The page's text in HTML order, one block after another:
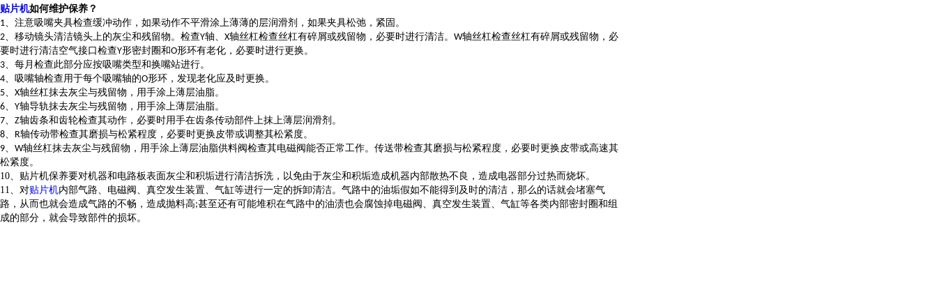
贴片机如何维护保养？
1、注意吸嘴夹具检查缓冲动作，如果动作不平滑涂上薄薄的层润滑剂，如果夹具松弛，紧固。
2、移动镜头清洁镜头上的灰尘和残留物。检查Y轴、 X轴丝杠检查丝杠有碎屑或残留物，必要时进行清洁。 W轴丝杠检查丝杠有碎屑或残留物，必
要时进行清洁空气接口检查Y形密封圈和O形环有老化，必要时进行更换。
3、每月检查此部分应按吸嘴类型和换嘴站进行。
4、吸嘴轴检查用于每个吸嘴轴的O形环，发现老化应及时更换。
5、 X轴丝杠抹去灰尘与残留物，用手涂上薄层油脂。
6、 Y轴导轨抹去灰尘与残留物，用手涂上薄层油脂。
7、 Z轴齿条和齿轮检查其动作，必要时用手在齿条传动部件上抹上薄层润滑剂。
8、 R轴传动带检查其磨损与松紧程度，必要时更换皮带或调整其松紧度。
9、 W轴丝杠抹去灰尘与残留物，用手涂上薄层油脂供料阀检查其电磁阀能否正常工作。传送带检查其磨损与松紧程度，必要时更换皮带或高速其
松紧度。
10、 贴片机保养要对机器和电路板表面灰尘和积垢进行清洁拆洗，以免由于灰尘和积垢造成机器内部散热不良，造成电器部分过热而烧坏。
11、 对贴片机内部气路、电磁阀、真空发生装置、气缸等进行一定的拆卸清洁。气路中的油垢假如不能得到及时的清洁，那么的话就会堵塞气
路，从而也就会造成气路的不畅，造成抛料高;甚至还有可能堆积在气路中的油渍也会腐蚀掉电磁阀、真空发生装置、气缸等各类内部密封圈和组
成的部分，就会导致部件的损坏。